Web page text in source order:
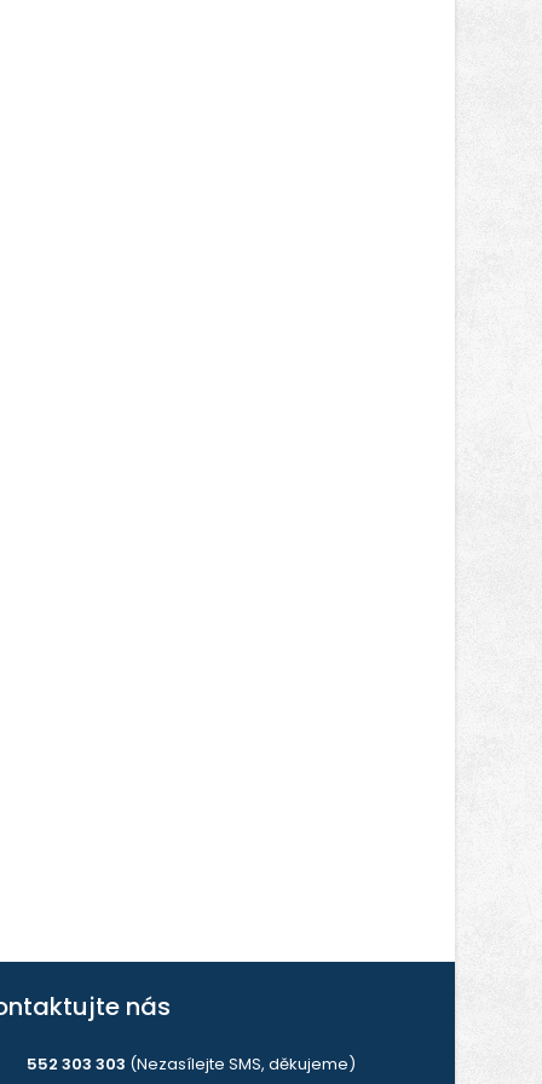
nás
552 303 303 (Nezasílejte SMS, děkujeme)